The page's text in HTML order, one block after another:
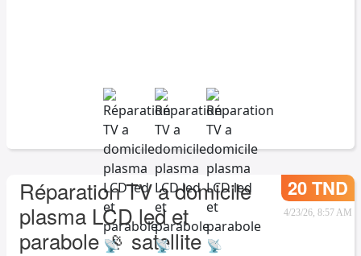
Réparation TV a domicile
plasma LCD led et
parabole 📡 satellite
20 TND
4/23/26, 8:57 AM